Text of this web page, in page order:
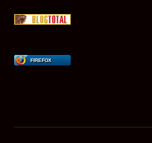
FIREFOX